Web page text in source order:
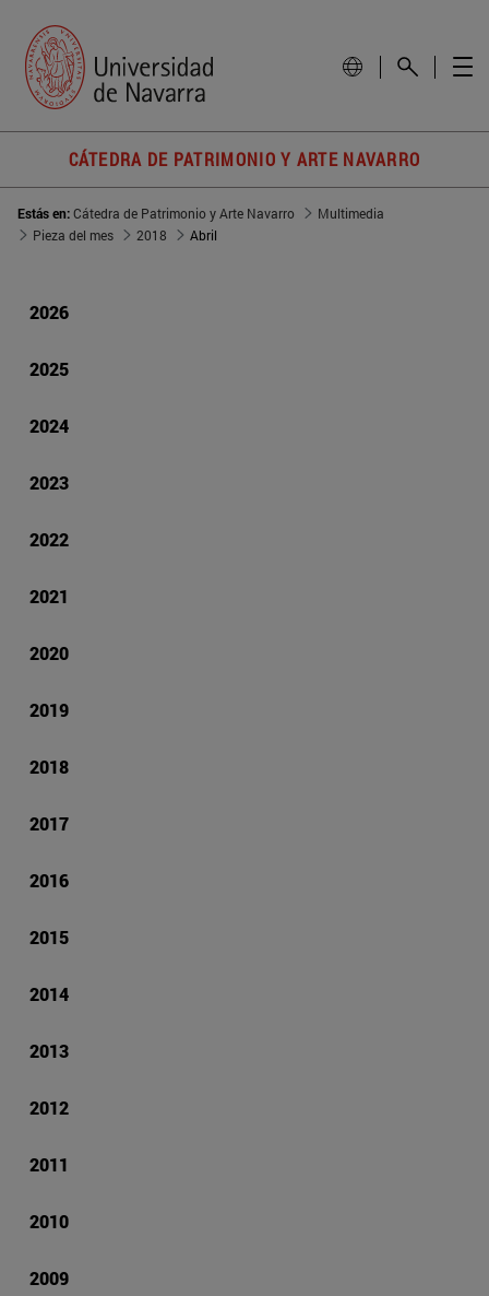
CÁTEDRA DE PATRIMONIO Y ARTE NAVARRO
Estás en:Cátedra de Patrimonio y Arte Navarro
Multimedia
Pieza del mes
2018 Abril
2026
2025
2024
2023
2022
2021
2020
2019
2018
2017
2016
2015
2014
2013
2012
2011
2010
2009